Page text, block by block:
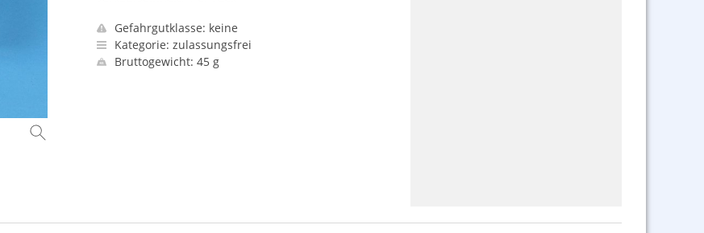
Gefahrgutklasse: keine
Kategorie: zulassungsfrei
Bruttogewicht: 45 g